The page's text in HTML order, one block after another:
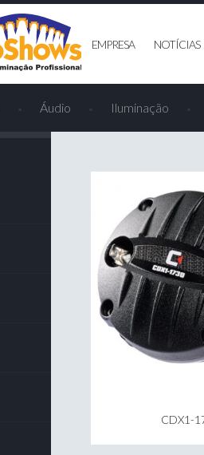
EMPRESA NOTÍCIAS
Áudio Iluminação
CDX1-